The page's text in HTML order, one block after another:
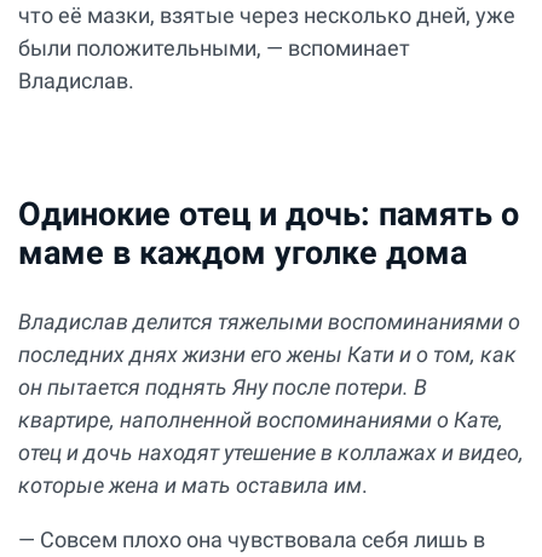
что её мазки, взятые через несколько дней, уже
были положительными, — вспоминает
Владислав.
Одинокие отец и дочь: память о
маме в каждом уголке дома
Владислав делится тяжелыми воспоминаниями о
последних днях жизни его жены Кати и о том, как
он пытается поднять Яну после потери. В
квартире, наполненной воспоминаниями о Кате,
отец и дочь находят утешение в коллажах и видео,
которые жена и мать оставила им.
— Совсем плохо она чувствовала себя лишь в